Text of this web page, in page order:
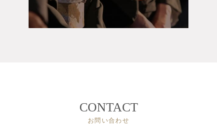
CONTACT
お問い合わせ